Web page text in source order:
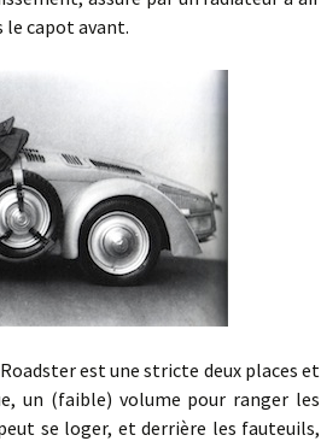
le capot avant.
est une stricte deux places et
un (faible) volume pour ranger les
se loger, et derrière les fauteuils,